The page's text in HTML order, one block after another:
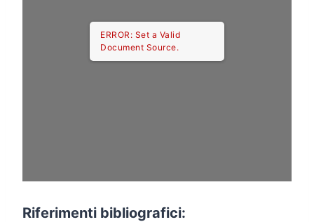
ERROR: Set a Valid
Document Source.
Riferimenti bibliografici: